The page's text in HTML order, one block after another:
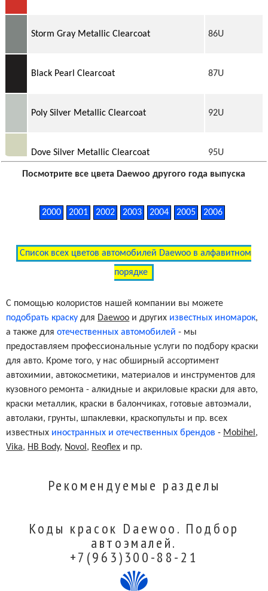
Storm Gray Metallic Clearcoat 86U
Black Pearl Clearcoat 87U
Poly Silver Metallic Clearcoat 92U
Dove Silver Metallic Clearcoat 95U
Посмотрите все цвета Daewoo другого года выпуска
2000 2001 2002 2003 2004 2005 2006
Список всех цветов автомобилей Daewoo в алфавитном
порядке
С помощью колористов нашей компании вы можете
подобрать краску для Daewoo и других известных иномарок,
а также дляотечественных автомобилей - мы
предоставляем профессиональные услуги по подбору краски
для авто. Кроме того, у нас обширный ассортимент
автохимии, автокосметики, материалов и инструментов для
кузовного ремонта - алкидные и акриловые краски для авто,
краски металлик, краски в балончиках, готовые автоэмали,
автолаки, грунты, шпаклевки, краскопульты и пр. всех
известных иностранных и отечественных брендов - Mobihel ,
Vika, HB Body, Novol , Reoflex и пр.
Рекомендуемые разделы
Коды красок Daewoo. Подбор
автоэмалей.
+7(963)300-88-21